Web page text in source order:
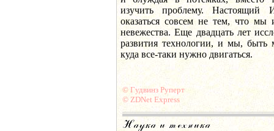
изучить проблему.
оказаться совсем не тем, что мы
невежества. Еще двадцать лет
развития технологии, и мы, быть
куда все-таки нужно двигаться.
© Гудвинз Руперт
© ZDNet Express